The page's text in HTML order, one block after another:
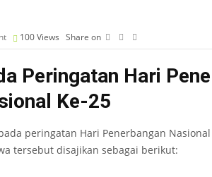
100Views Share on
Peringatan Hari
Ke-25
peringatan Hari Penerbangan Nasional
tersebut disajikan sebagai berikut: